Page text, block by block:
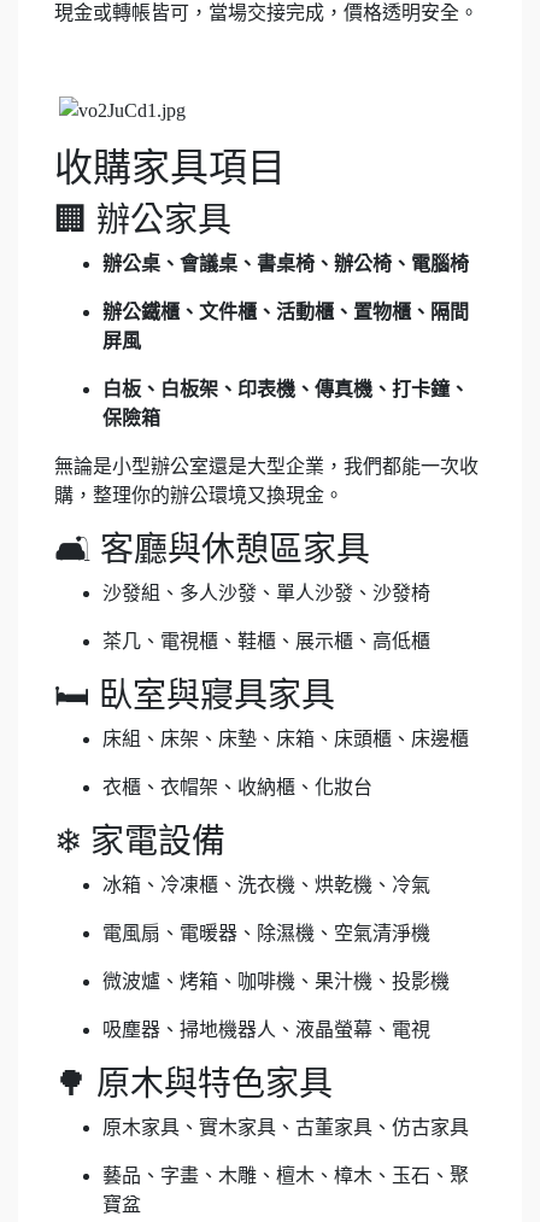
現金或轉帳皆可，當場交接完成，價格透明安全。
收購家具項目
🏢 辦公家具
辦公桌、會議桌、書桌椅、辦公椅、電腦椅
辦公鐵櫃、文件櫃、活動櫃、置物櫃、隔間
屏風
白板、白板架、印表機、傳真機、打卡鐘、
保險箱
無論是小型辦公室還是大型企業，我們都能一次收
購，整理你的辦公環境又換現金。
🛋 客廳與休憩區家具
沙發組、多人沙發、單人沙發、沙發椅
茶几、電視櫃、鞋櫃、展示櫃、高低櫃
🛏 臥室與寢具家具
床組、床架、床墊、床箱、床頭櫃、床邊櫃
衣櫃、衣帽架、收納櫃、化妝台
❄ 家電設備
冰箱、冷凍櫃、洗衣機、烘乾機、冷氣
電風扇、電暖器、除濕機、空氣清淨機
微波爐、烤箱、咖啡機、果汁機、投影機
吸塵器、掃地機器人、液晶螢幕、電視
🌳 原木與特色家具
原木家具、實木家具、古董家具、仿古家具
藝品、字畫、木雕、檀木、樟木、玉石、聚
寶盆